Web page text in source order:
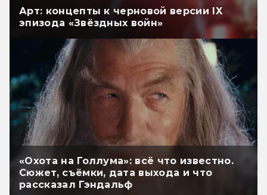
Арт: концепты к черновой версии IX
эпизода «Звёздных войн»
«Охота на Голлума»: всё что известно.
Сюжет, съёмки, дата выхода и что
рассказал Гэндальф